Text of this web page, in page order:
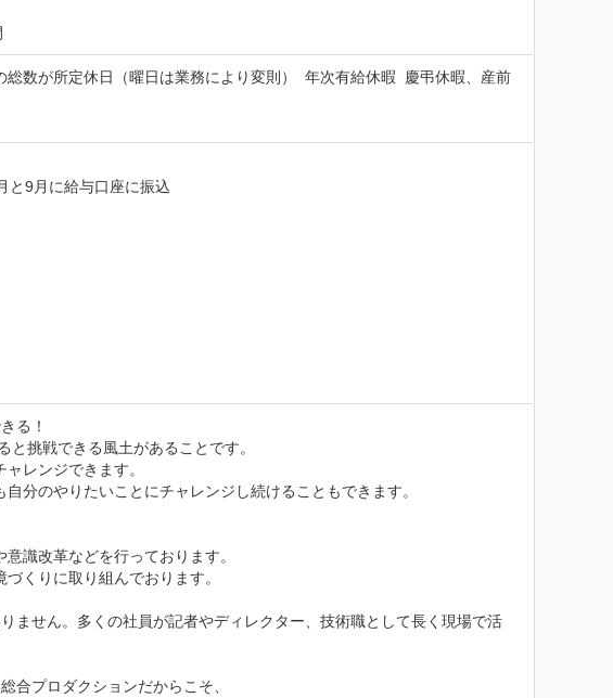
数が所定休日（曜日は業務により変則）  年次有給休暇  慶弔休暇、産前
と9月に給与口座に振込
る！
挑戦できる風土があることです。
レンジできます。
分のやりたいことにチャレンジし続けることもできます。
識改革などを行っております。
くりに取り組んでおります。
ません。多くの社員が記者やディレクター、技術職として長く現場で活
合プロダクションだからこそ、